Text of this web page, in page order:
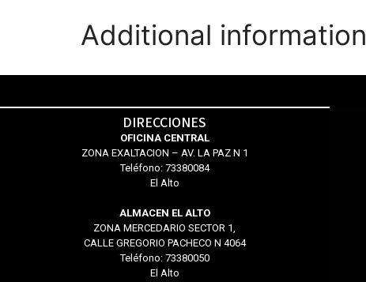
Additional information
DIRECCIONES
OFICINA CENTRAL
ZONA EXALTACION – AV. LA PAZ N 1
Teléfono: 73380084
El Alto
ALMACEN EL ALTO
ZONA MERCEDARIO SECTOR 1,
CALLE GREGORIO PACHECO N 4064
Teléfono: 73380050
El Alto